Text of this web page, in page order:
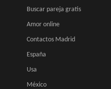
Buscar pareja gratis
Amor online
Contactos Madrid
España
Usa
México